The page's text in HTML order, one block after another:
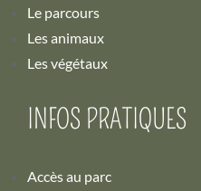
Le parcours
Les animaux
Les végétaux
INFOS PRATIQUES
Accès au parc